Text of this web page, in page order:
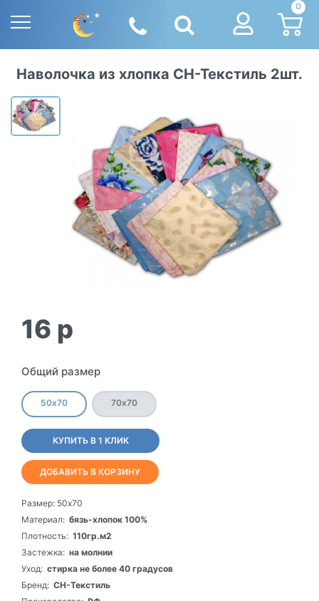
0
Наволочка из хлопка СН-Текстиль 2шт.
16 p
Общий размер
50х70 70х70
КУПИТЬ В 1 КЛИК
ДОБАВИТЬ В КОРЗИНУ
Размер: 50х70
Материал: бязь-хлопок 100%
Плотность: 110гр.м2
Застежка: на молнии
Уход: стирка не более 40 градусов
Бренд: СН-Текстиль